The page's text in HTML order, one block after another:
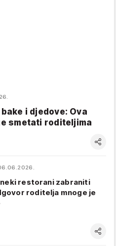
i djedove: Ova
smetati roditeljima
restorani zabraniti
roditelja mnoge je